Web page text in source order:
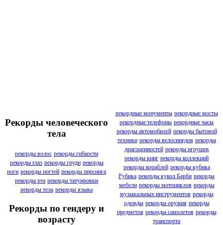
Рекорды человеческого
тела
рекорды волос рекорды гибкости
рекорды глаз рекорды груди рекорды
ноги рекорды ногтей рекорды пирсинга
рекорды рта рекорды татуировки
рекорды тела рекорды языка
Рекорды по гендеру и
возрасту
рекордные монументы рекордные мосты
рекордные телефоны рекордные часы
рекорды автомобилей рекорды бытовой
техники рекорды велосипедов рекорды
драгоценностей рекорды игрушек
рекорды книг рекорды коллекций
рекорды кораблей рекорды кубика
Рубика рекорды кукол Барби рекорды
мебели рекорды мотоциклов рекорды
музыкальных инструментов рекорды
одежды рекорды оружия рекорды
предметов рекорды самолетов рекорды
транспорта